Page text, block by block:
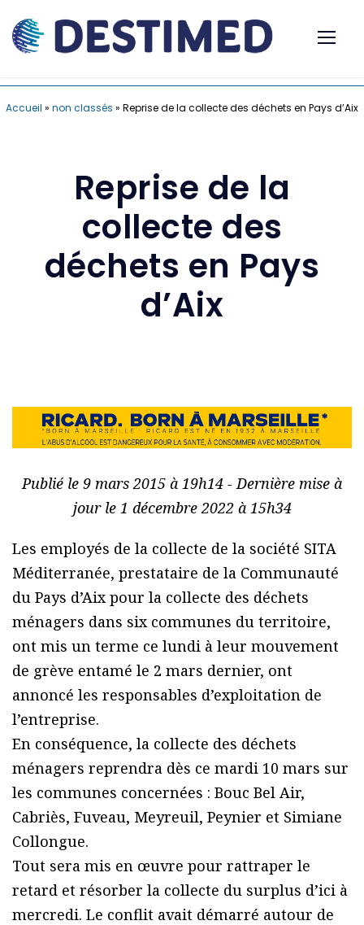
Accueil » non classés » Reprise de la collecte des déchets en Pays d’Aix
Reprise de la
collecte des
déchets en Pays
d’Aix
Publié le 9 mars 2015 à 19h14 - Dernière mise à
jour le 1 décembre 2022 à 15h34
Les employés de la collecte de la société SITA
Méditerranée, prestataire de la Communauté
du Pays d’Aix pour la collecte des déchets
ménagers dans six communes du territoire,
ont mis un terme ce lundi à leur mouvement
de grève entamé le 2 mars dernier, ont
annoncé les responsables d’exploitation de
l’entreprise.
En conséquence, la collecte des déchets
ménagers reprendra dès ce mardi 10 mars sur
les communes concernées : Bouc Bel Air,
Cabriès, Fuveau, Meyreuil, Peynier et Simiane
Collongue.
Tout sera mis en œuvre pour rattraper le
retard et résorber la collecte du surplus d’ici à
mercredi. Le conflit avait démarré autour de